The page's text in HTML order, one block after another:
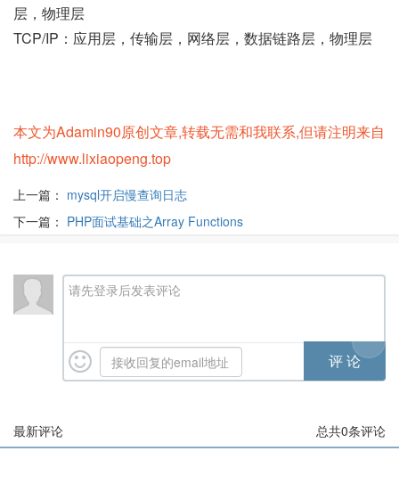
层，物理层
TCP/IP：应用层，传输层，网络层，数据链路层，物理层
本文为Adamin90原创文章,转载无需和我联系,但请注明来自
http://www.lixiaopeng.top
上一篇： mysql开启慢查询日志
下一篇： PHP面试基础之Array Functions
请先登录后发表评论
最新评论 总共0条评论